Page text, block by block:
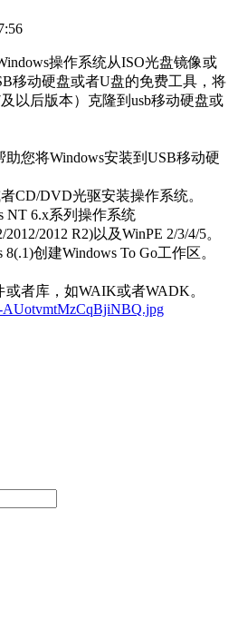
操作系统从ISO光盘镜像或
移动硬盘或者U盘的免费工具，将
以后版本）克隆到usb移动硬盘或
您将Windows安装到USB移动硬
CD/DVD光驱安装操作系统。
NT 6.x系列操作系统
2012 R2)以及WinPE 2/3/4/5。
创建Windows To Go工作区。
者库，如WAIK或者WADK。